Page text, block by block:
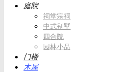
庭院
祠堂宗祠
中式别墅
四合院
园林小品
门楼
木屋